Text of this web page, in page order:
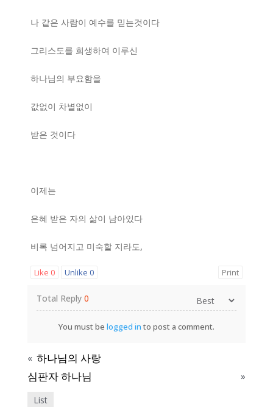
나 같은 사람이 예수를 믿는것이다
그리스도를 희생하여 이루신
하나님의 부요함을
값없이 차별없이
받은 것이다
이제는
은혜 받은 자의 삶이 남아있다
비록 넘어지고 미숙할 지라도,
Like 0 Unlike 0 Print
Total Reply 0
You must be logged in to post a comment.
« 하나님의 사랑
심판자 하나님
»
List